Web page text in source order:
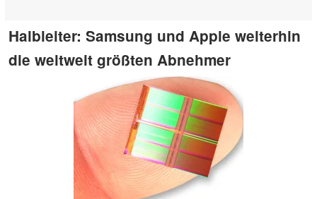
Halbleiter: Samsung und Apple weiterhin
die weltweit größten Abnehmer